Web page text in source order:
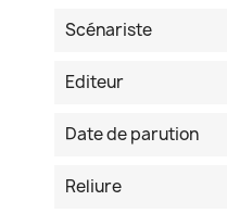
Scénariste
Editeur
Date de parution
Reliure